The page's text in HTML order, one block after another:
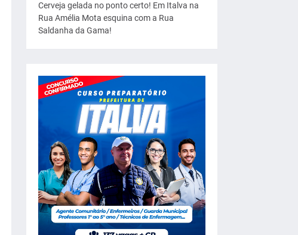
Cerveja gelada no ponto certo! Em Italva na
Rua Amélia Mota esquina com a Rua
Saldanha da Gama!